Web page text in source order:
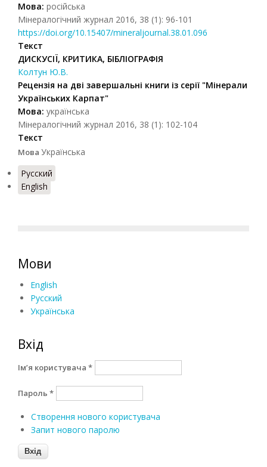
Мова: російська
Мінералогічний журнал 2016, 38 (1): 96-101
https://doi.org/10.15407/mineraljournal.38.01.096
Текст
ДИСКУСІЇ, КРИТИКА, БІБЛІОГРАФІЯ
Колтун Ю.В.
Рецензія на дві завершальні книги із серії "Мінерали
Українських Карпат"
Мова: українська
Мінералогічний журнал 2016, 38 (1): 102-104
Текст
Мова Українська
Русский
English
Мови
English
Русский
Українська
Вхід
Ім’я користувача *
Пароль *
Створення нового користувача
Запит нового паролю